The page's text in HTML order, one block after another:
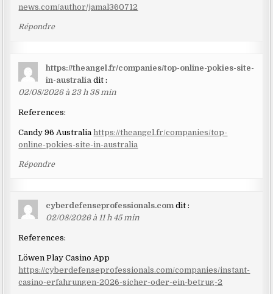
news.com/author/jamal360712
Répondre
https://theangel.fr/companies/top-online-pokies-site-
in-australia dit :
02/08/2026 à 23 h 38 min
References:
Candy 96 Australiahttps://theangel.fr/companies/top-
online-pokies-site-in-australia
Répondre
cyberdefenseprofessionals.com dit :
02/08/2026 à 11 h 45 min
References:
Löwen Play Casino App
https://cyberdefenseprofessionals.com/companies/instant-
casino-erfahrungen-2026-sicher-oder-ein-betrug-2